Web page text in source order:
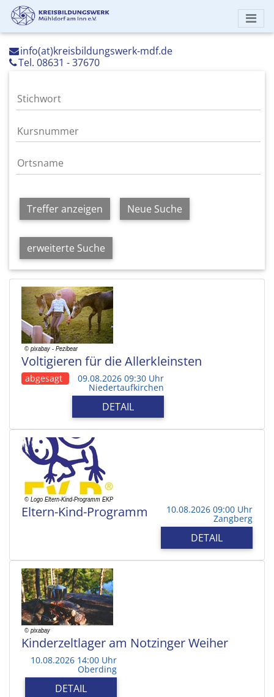
info(at)kreisbildungswerk-mdf.de
Tel. 08631 - 37670
Treffer anzeigen Neue Suche
erweiterte Suche
Voltigieren für die Allerkleinsten
abgesagt 09.08.2026 09:30 Uhr
Niedertaufkirchen
DETAIL
Eltern-Kind-Programm 10.08.2026 09:00 Uhr
Zangberg
DETAIL
Kinderzeltlager am Notzinger Weiher
10.08.2026 14:00 Uhr
Oberding
DETAIL